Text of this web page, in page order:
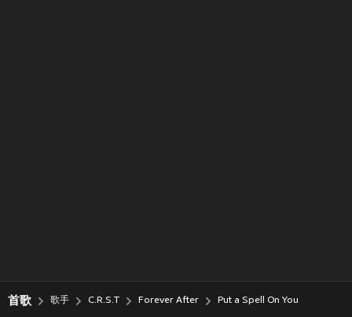
首歌 歌手 C.R.S.T Forever After Put a Spell On You